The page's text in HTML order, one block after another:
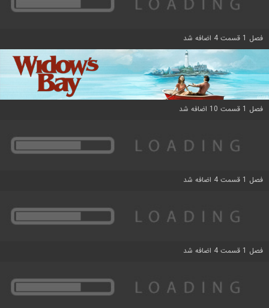
فصل 1 قسمت 4 اضافه شد
فصل 1 قسمت 10 اضافه شد
فصل 1 قسمت 4 اضافه شد
فصل 1 قسمت 4 اضافه شد